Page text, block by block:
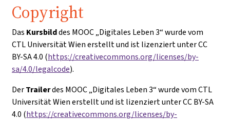
Copyright
Das Kursbilddes MOOC „Digitales Leben 3“ wurde vom
CTL Universität Wien erstellt und ist lizenziert unter CC
BY-SA 4.0 (https://creativecommons.org/licenses/by-
sa/4.0/legalcode).
DerTrailerdes MOOC „Digitales Leben 3“ wurde vom CTL
Universität Wien erstellt und ist lizenziert unter CC BY-SA
4.0 (https://creativecommons.org/licenses/by-